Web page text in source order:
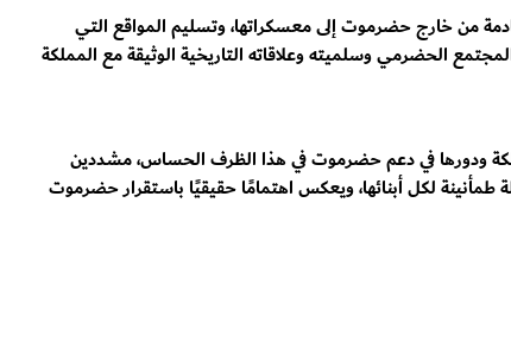
من خارج حضرموت إلى معسكراتها، وتسليم المواقع التي
الحضرمي وسلميته وعلاقاته التاريخية الوثيقة مع المملكة
ودورها في دعم حضرموت في هذا الظرف الحساس، مشددين
لكل أبنائها، ويعكس اهتمامًا حقيقيًا باستقرار حضرموت